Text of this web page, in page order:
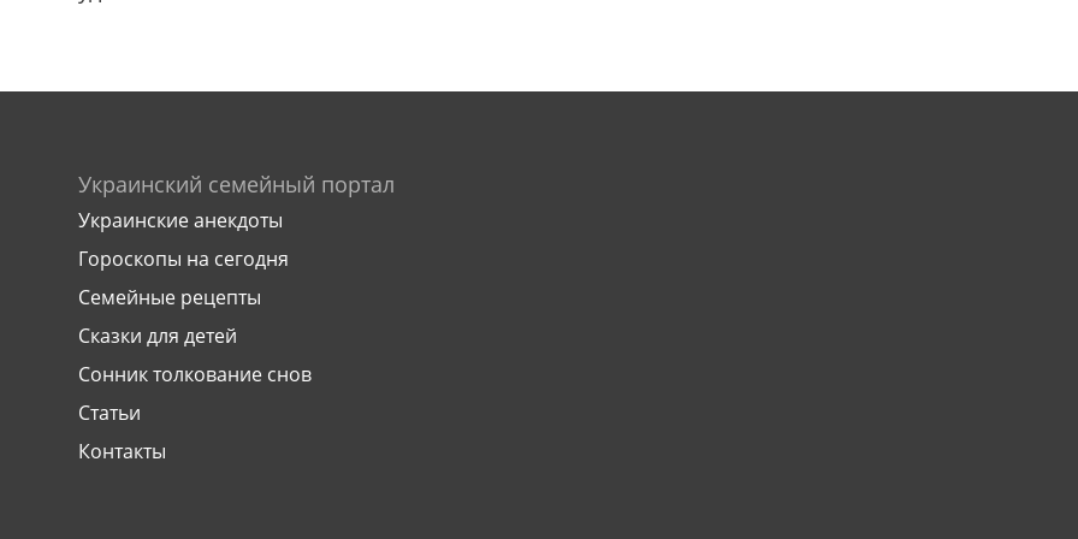
Украинский семейный портал
Украинские анекдоты
Гороскопы на сегодня
Семейные рецепты
Сказки для детей
Сонник толкование снов
Статьи
Контакты